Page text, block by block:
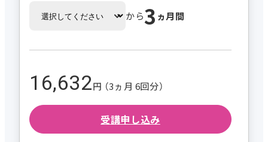
から3 ヵ月間
16,632円 （3ヵ月 6回分）
受講申し込み